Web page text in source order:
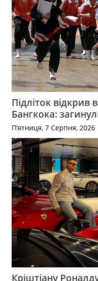
Підліток відкрив
Бангкока:
П’ятниця, 7 Серпня, 2026
Кріштіану